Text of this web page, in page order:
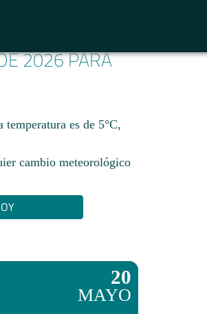
2026 PARA
es de 5°C,
cambio meteorológico
20
MAYO